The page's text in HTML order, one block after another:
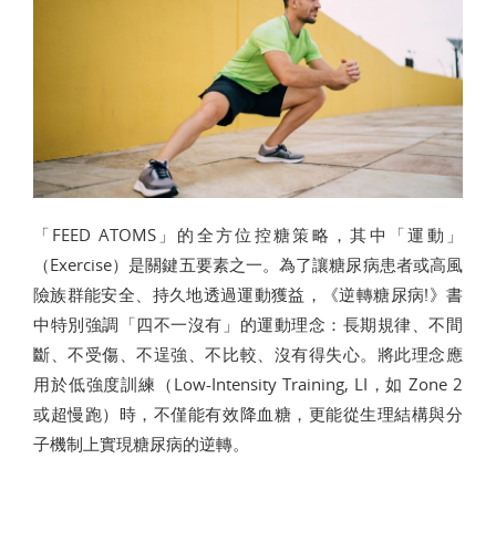
「FEED ATOMS」的全方位控糖策略，其中「運動」
（Exercise）是關鍵五要素之一。為了讓糖尿病患者或高風
險族群能安全、持久地透過運動獲益，《逆轉糖尿病!》書
中特別強調「四不一沒有」的運動理念：長期規律、不間
斷、不受傷、不逞強、不比較、沒有得失心。將此理念應
用於低強度訓練（Low-Intensity Training, LI，如 Zone 2
或超慢跑）時，不僅能有效降血糖，更能從生理結構與分
子機制上實現糖尿病的逆轉。